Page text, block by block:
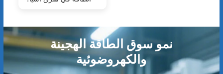
نمو سوق الطاقة الهجينة
والكهروضوئية